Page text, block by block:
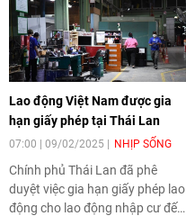
số quy định mới về cấp giấy
phép cho lao động nước ngoài
tại Việt Nam.
Lao động Việt Nam được gia
hạn giấy phép tại Thái Lan
07:00 | 09/02/2025 NHỊP SỐNG
Chính phủ Thái Lan đã phê
duyệt việc gia hạn giấy phép lao
động cho lao động nhập cư đến